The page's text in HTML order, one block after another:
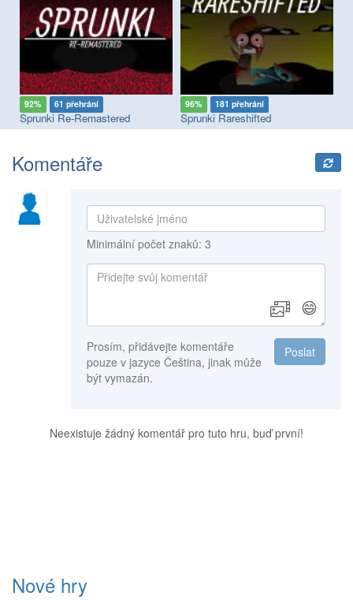
92% 61 přehrání
Sprunki Re-Remastered
96% 181 přehrání
Sprunki Rareshifted
Komentáře
Minimální počet znaků: 3
😄
Poslat
Prosím, přidávejte komentáře
pouze v jazyce Čeština, jinak může
být vymazán.
Neexistuje žádný komentář pro tuto hru, buď první!
Nové hry